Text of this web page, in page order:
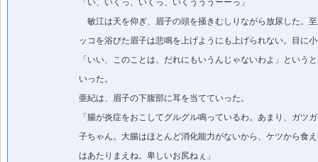
敏江は天を仰ぎ、眉子の頭を掻きむしりながら放尿した。
ッコを浴びた眉子は悲鳴を上げようにも上げられない。目に
「いい、このことは、だれにもいうんじゃないわよ」という
いった。
亜紀は、眉子の下腹部に耳を当てていった。
「腸が炎症をおこしてグルグル鳴っているわ。あまり、ガツ
子ちゃん。大腸はほとんど消化能力がないから、ケツから食
はあたりまえね。卑しいお尻ねぇ」